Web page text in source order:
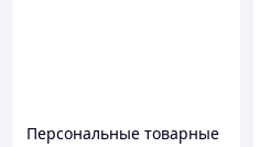
Персональные товарные